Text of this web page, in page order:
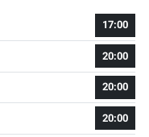
17:00
20:00
20:00
20:00